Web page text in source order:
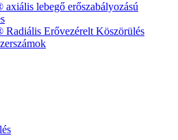
lebegő erőszabályozású
Radiális Erővezérelt Köszörülés